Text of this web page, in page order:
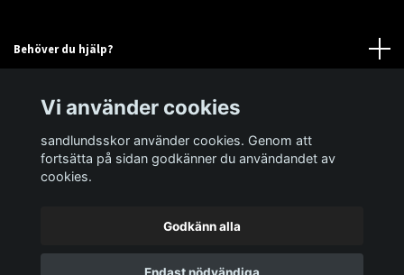
Behöver du hjälp?
Sociala medier
© 2026 sandlundsskorPowered by Quickbutik
Vi använder cookies
sandlundsskor använder cookies. Genom att
fortsätta på sidan godkänner du användandet av
cookies.
Godkänn alla